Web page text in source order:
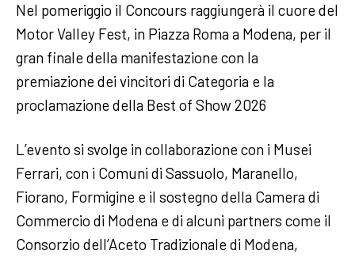
Nel pomeriggio il Concours raggiungerà il cuore del
Motor Valley Fest, in Piazza Roma a Modena, per il
gran finale della manifestazione con la
premiazione dei vincitori di Categoria e la
proclamazione della Best of Show 2026
L’evento si svolge in collaborazione con i Musei
Ferrari, con i Comuni di Sassuolo, Maranello,
Fiorano, Formigine e il sostegno della Camera di
Commercio di Modena e di alcuni partners come il
Consorzio dell’Aceto Tradizionale di Modena,